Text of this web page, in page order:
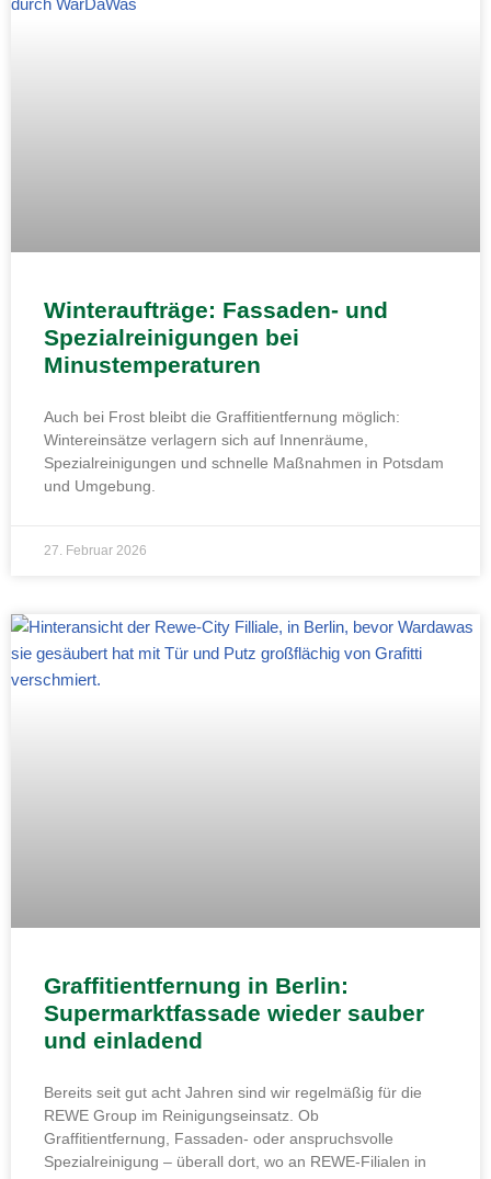
Winteraufträge: Fassaden- und
Spezialreinigungen bei
Minustemperaturen
Auch bei Frost bleibt die Graffitientfernung möglich:
Wintereinsätze verlagern sich auf Innenräume,
Spezialreinigungen und schnelle Maßnahmen in Potsdam
und Umgebung.
27. Februar 2026
Graffitientfernung in Berlin:
Supermarktfassade wieder sauber
und einladend
Bereits seit gut acht Jahren sind wir regelmäßig für die
REWE Group im Reinigungseinsatz. Ob
Graffitientfernung, Fassaden- oder anspruchsvolle
Spezialreinigung – überall dort, wo an REWE-Filialen in